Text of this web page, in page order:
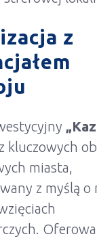
z
kluczowych
miasta,
z myślą o